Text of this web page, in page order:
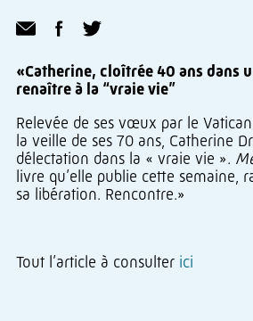
«Catherine, cloîtrée 40 ans dans
renaître à la “vraie vie”
Relevée de ses vœux par le
la veille de ses 70 ans, Catherine
délectation dans la « vraie vie ».
livre qu’elle publie cette semaine,
sa libération. Rencontre.»
Tout l’article à consulter ici